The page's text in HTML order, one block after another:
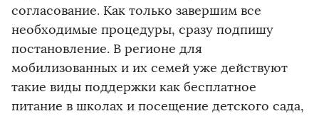
согласование. Как только завершим все
необходимые процедуры, сразу подпишу
постановление. В регионе для
мобилизованных и их семей уже действуют
такие виды поддержки как бесплатное
питание в школах и посещение детского сада,